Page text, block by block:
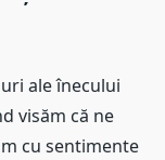
ale înecului
visăm că ne
cu sentimente